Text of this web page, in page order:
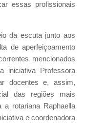
essas profissionais
da escuta junto aos
de aperfeiçoamento
mencionados
iniciativa Professora
docentes e, assim,
das regiões mais
a rotariana Raphaella
e coordenadora